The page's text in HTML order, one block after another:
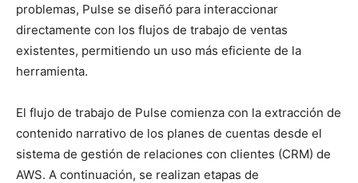
problemas, Pulse se diseñó para interaccionar
directamente con los flujos de trabajo de ventas
existentes, permitiendo un uso más eficiente de la
herramienta.
El flujo de trabajo de Pulse comienza con la extracción de
contenido narrativo de los planes de cuentas desde el
sistema de gestión de relaciones con clientes (CRM) de
AWS. A continuación, se realizan etapas de